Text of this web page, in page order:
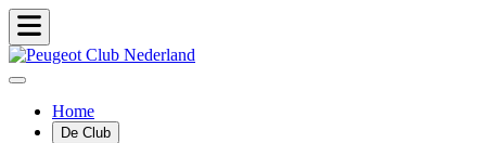
Home
De Club